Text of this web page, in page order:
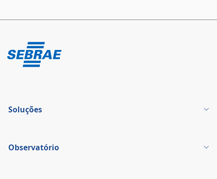
Soluções
Observatório